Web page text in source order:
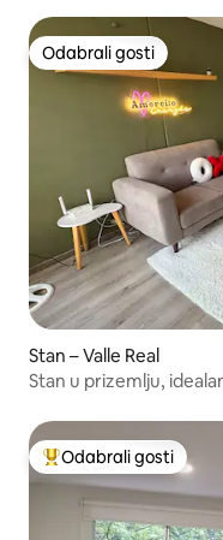
Odabrali gosti
Odabrali gosti
Stan – Valle Real
Stan u prizemlju,
Među najviše
Odabrali gosti